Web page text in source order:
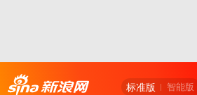
标准版 智能版